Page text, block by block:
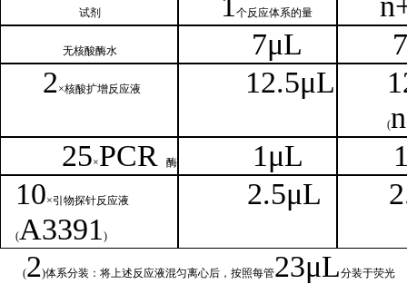
试剂 个反应体系的量
无核酸酶水 7μL
2×核酸扩增反应液 12.5μL
(
25×PCR 酶 1μL
10×引物探针反应液
(A3391)
2.5μL 2
(2)体系分装：将上述反应液混匀离心后，按照每管23μL分装于荧光